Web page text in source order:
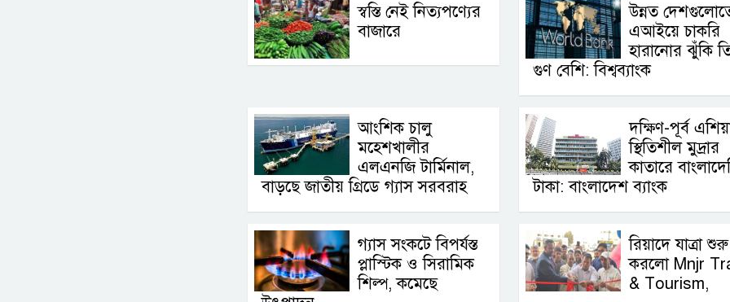
স্বস্তি নেই নিত্যপণ্যের
বাজারে
উন্নত
এআইয়ে চাকরি
হারানোর ঝুঁকি
গুণ বেশি: বিশ্বব্যাংক
আংশিক চালু
মহেশখালীর
এলএনজি টার্মিনাল,
বাড়ছে জাতীয় গ্রিডে গ্যাস সরবরাহ
দক্ষিণ-পূর্ব
স্থিতিশীল মুদ্রার
কাতারে
টাকা: বাংলাদেশ ব্যাংক
গ্যাস সংকটে বিপর্যস্ত
প্লাস্টিক ও সিরামিক
শিল্প, কমেছে
রিয়াদে যাত্রা শুরু
করলো Mnjr
& Tourism,